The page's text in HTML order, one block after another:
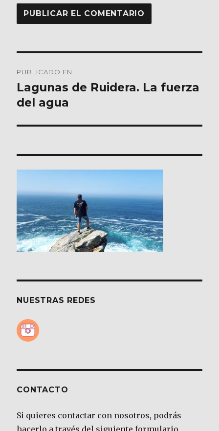
de
entradas
PUBLICADO EN
Lagunas de Ruidera. La fuerza
del agua
NUESTRAS REDES
CONTACTO
Si quieres contactar con nosotros, podrás
hacerlo a través del siguiente formulario.